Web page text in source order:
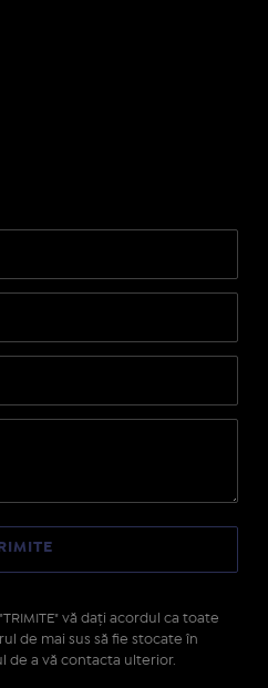
vă daţi acordul ca toate
de mai sus să fie stocate în
de a vă contacta ulterior.